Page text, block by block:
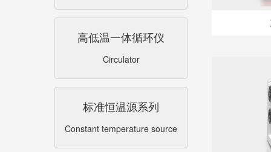
高低温一体循环仪
Circulator
标准恒温源系列
Constant temperature source